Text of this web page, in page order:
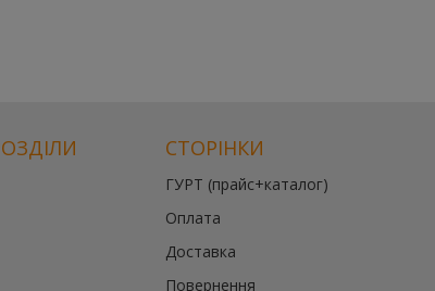
СТОРІНКИ
ГУРТ (прайс+каталог)
Оплата
Доставка
Повернення